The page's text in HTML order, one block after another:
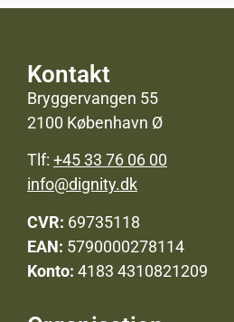
Kontakt
Bryggervangen 55
2100 København Ø
Tlf: +45 33 76 06 00
info@dignity.dk
CVR: 69735118
EAN: 5790000278114
Konto: 4183 4310821209